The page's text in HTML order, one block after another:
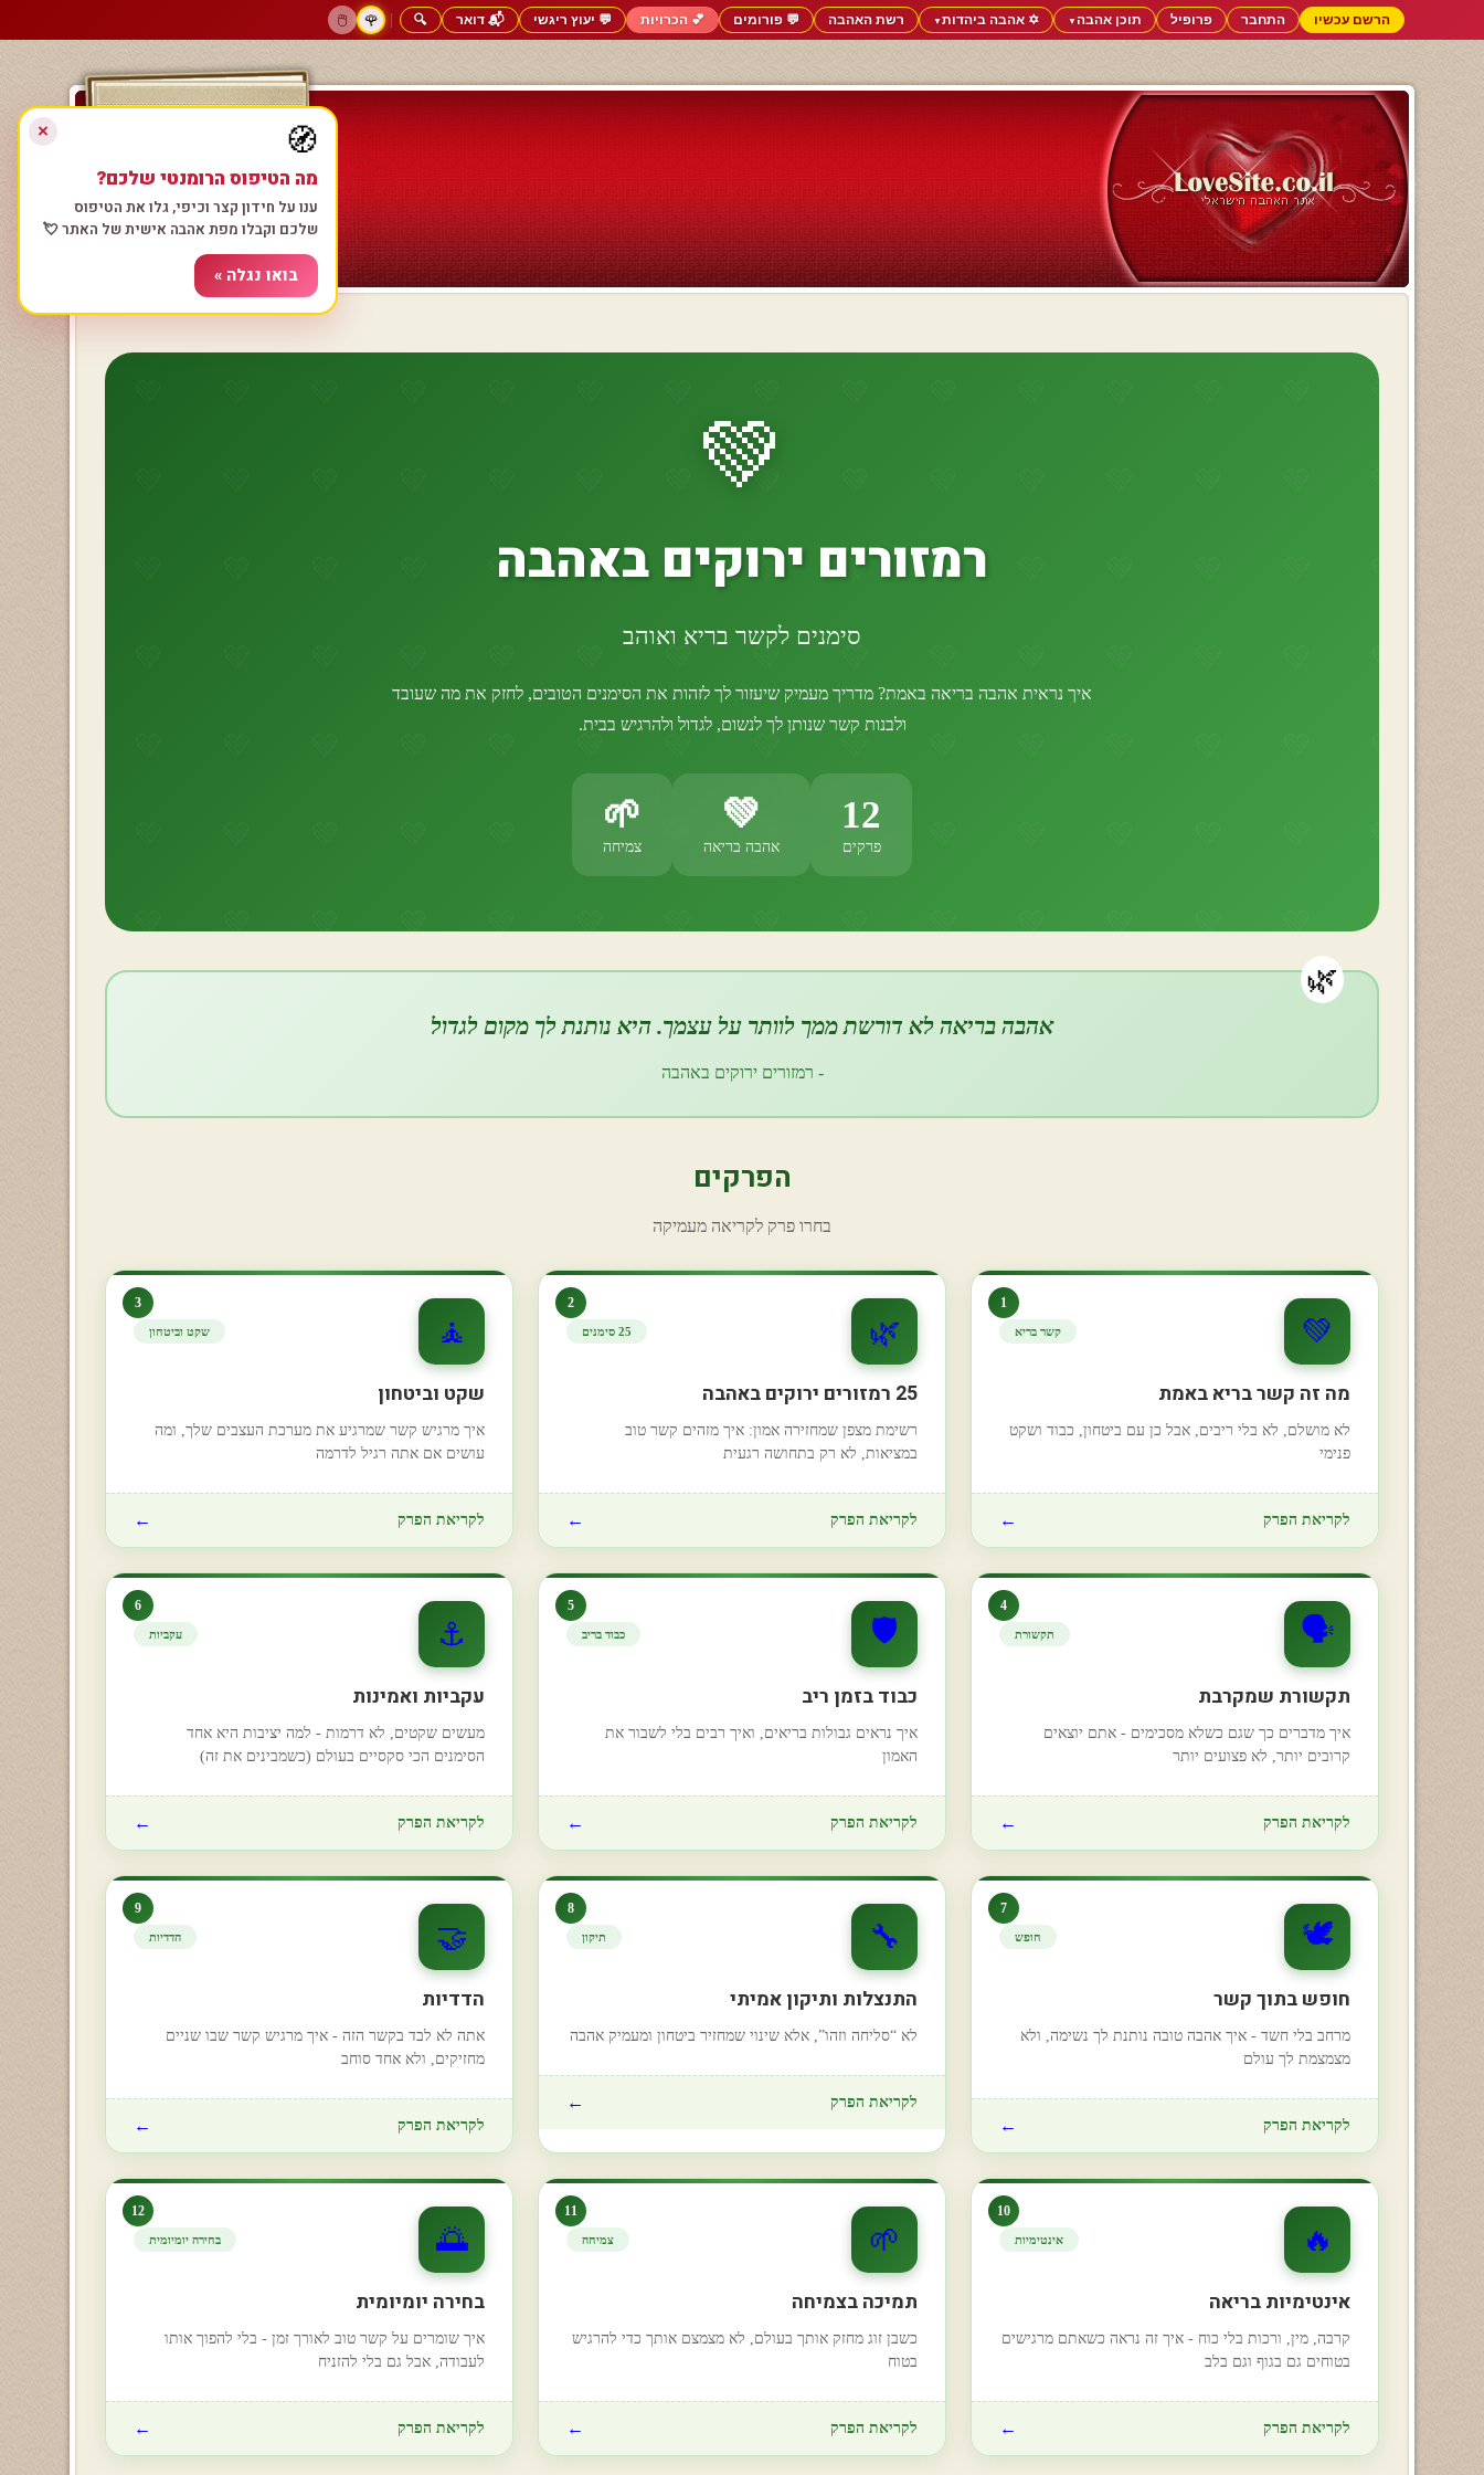
הרשם עכשיו התחבר פרופיל תוכן אהבה▼ ✡️ אהבה ביהדות▼ רשת האהבה 💬 פורומים 💕 הכרויות 💬 יעוץ ריגשי 📬 דואר 🔍
🌹
🖱️
הרשם עכשיו
התחבר
צימרים רומנטיים
חנות המתנות
💚
רמזורים ירוקים באהבה
סימנים לקשר בריא ואוהב
איך נראית אהבה בריאה באמת? מדריך מעמיק שיעזור לך לזהות את הסימנים הטובים, לחזק את מה שעובד
ולבנות קשר שנותן לך לנשום, לגדול ולהרגיש בבית.
12
פרקים
💚
אהבה בריאה
🌱
צמיחה
אהבה בריאה לא דורשת ממך לוותר על עצמך. היא נותנת לך מקום לגדול
- רמזורים ירוקים באהבה
הפרקים
בחרו פרק לקריאה מעמיקה
1
💚 קשר בריא
מה זה קשר בריא באמת
לא מושלם, לא בלי ריבים, אבל כן עם ביטחון, כבוד ושקט
פנימי
לקריאת הפרק ←
2
🌿 25 סימנים
25 רמזורים ירוקים באהבה
רשימת מצפן שמחזירה אמון: איך מזהים קשר טוב
במציאות, לא רק בתחושה רגעית
לקריאת הפרק ←
3
🧘 שקט וביטחון
שקט וביטחון
איך מרגיש קשר שמרגיע את מערכת העצבים שלך, ומה
עושים אם אתה רגיל לדרמה
לקריאת הפרק ←
4
🗣️ תקשורת
תקשורת שמקרבת
איך מדברים כך שגם כשלא מסכימים - אתם יוצאים
קרובים יותר, לא פצועים יותר
לקריאת הפרק ←
5
🛡️ כבוד בריב
כבוד בזמן ריב
איך נראים גבולות בריאים, ואיך רבים בלי לשבור את
האמון
לקריאת הפרק ←
6
⚓ עקביות
עקביות ואמינות
מעשים שקטים, לא דרמות - למה יציבות היא אחד
הסימנים הכי סקסיים בעולם (כשמבינים את זה)
לקריאת הפרק ←
7
🕊️ חופש
חופש בתוך קשר
מרחב בלי חשד - איך אהבה טובה נותנת לך נשימה, ולא
מצמצמת לך עולם
לקריאת הפרק ←
8
🔧 תיקון
התנצלות ותיקון אמיתי
לא “סליחה וזהו”, אלא שינוי שמחזיר ביטחון ומעמיק אהבה
לקריאת הפרק ←
9
🤝 הדדיות
הדדיות
אתה לא לבד בקשר הזה - איך מרגיש קשר שבו שניים
מחזיקים, ולא אחד סוחב
לקריאת הפרק ←
10
🔥 אינטימיות
אינטימיות בריאה
קרבה, מין, ורכות בלי כוח - איך זה נראה כשאתם מרגישים
בטוחים גם בגוף וגם בלב
לקריאת הפרק ←
11
🌱 צמיחה
תמיכה בצמיחה
כשבן זוג מחזק אותך בעולם, לא מצמצם אותך כדי להרגיש
בטוח
לקריאת הפרק ←
12
🌅 בחירה יומיומית
בחירה יומיומית
איך שומרים על קשר טוב לאורך זמן - בלי להפוך אותו
לעבודה, אבל גם בלי להזניח
לקריאת הפרק ←